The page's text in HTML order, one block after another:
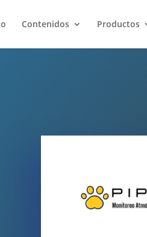
Contenidos Productos